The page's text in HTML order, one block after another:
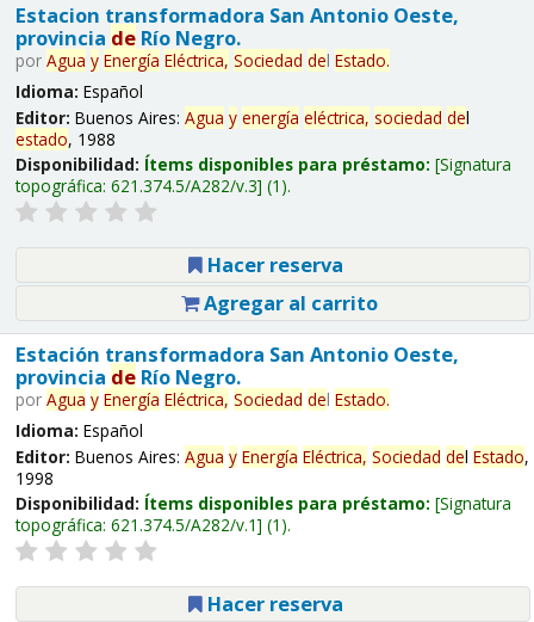
Estacion transformadora San Antonio Oeste,
provincia deRío Negro.
por Agua y Energía Eléctrica, Sociedad del Estado.
Idioma: Español
Editor: Buenos Aires: Agua y energía eléctrica, sociedad del
estado, 1988
Disponibilidad: Ítems disponibles para préstamo: Signatura
topográfica: 621.374.5/A282/v.3 (1).
Hacer reserva
Agregar al carrito
Estación transformadora San Antonio Oeste,
provincia deRío Negro.
por Agua y Energía Eléctrica, Sociedad del Estado.
Idioma: Español
Editor: Buenos Aires: Agua y Energía Eléctrica, Sociedad del Estado,
1998
Disponibilidad: Ítems disponibles para préstamo: Signatura
topográfica: 621.374.5/A282/v.1 (1).
Hacer reserva